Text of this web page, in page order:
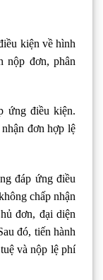
kiện về hình
nộp đơn, phân
ứng điều kiện.
đơn hợp lệ
đáp ứng điều
chấp nhận
đơn, đại diện
đó, tiến hành
và nộp lệ phí